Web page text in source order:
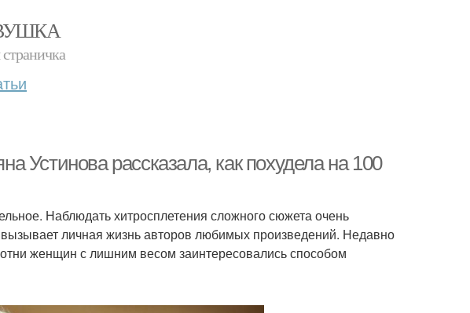
Устинова рассказала, как похудела на 100
Наблюдать хитросплетения сложного сюжета очень
личная жизнь авторов любимых произведений. Недавно
женщин с лишним весом заинтересовались способом